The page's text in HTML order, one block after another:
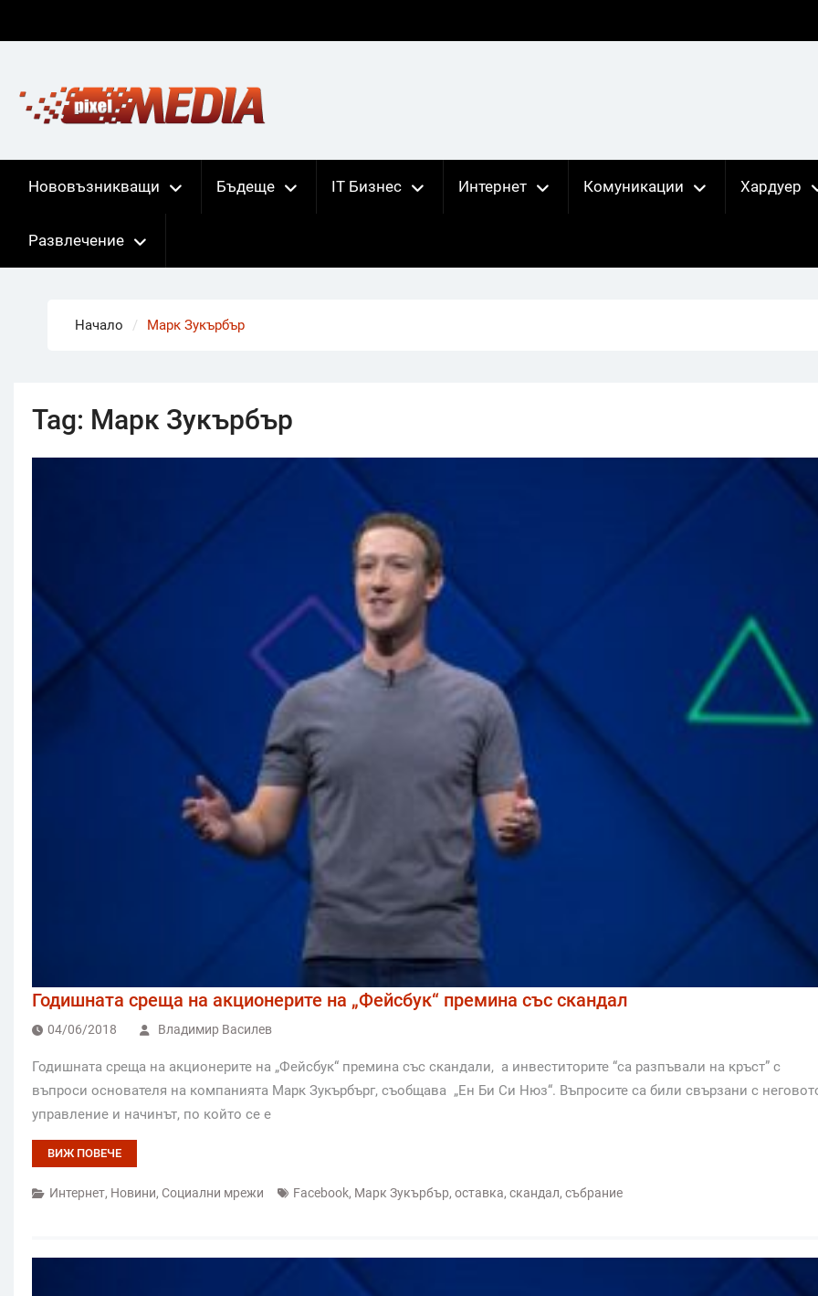
Нововъзникващи Бъдеще IT Бизнес Интернет Комуникации Хардуер
Развлечение
Начало Марк Зукърбър
Tag: Марк Зукърбър
Годишната среща на акционерите на „Фейсбук“ премина със скандал
04/06/2018 Владимир Василев
Годишната среща на акционерите на „Фейсбук“ премина със скандали, а инвеститорите “са разпъвали на кръст” с
въпроси основателя на компанията Марк Зукърбърг, съобщава „Ен Би Си Нюз“. Въпросите са били свързани с
управление и начинът, по който се е
ВИЖ ПОВЕЧЕ
Интернет, Новини, Социални мрежи Facebook, Марк Зукърбър, оставка, скандал, събрание